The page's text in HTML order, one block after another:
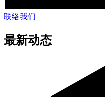
联络我们
最新动态